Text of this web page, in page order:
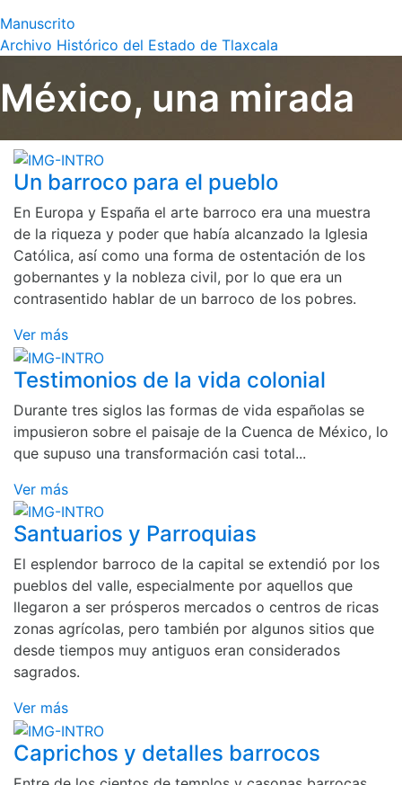
Manuscrito
Archivo Histórico del Estado de Tlaxcala
México, una mirada
Un barroco para el pueblo
En Europa y España el arte barroco era una muestra
de la riqueza y poder que había alcanzado la Iglesia
Católica, así como una forma de ostentación de los
gobernantes y la nobleza civil, por lo que era un
contrasentido hablar de un barroco de los pobres.
Ver más
Testimonios de la vida colonial
Durante tres siglos las formas de vida españolas se
impusieron sobre el paisaje de la Cuenca de México, lo
que supuso una transformación casi total...
Ver más
Santuarios y Parroquias
El esplendor barroco de la capital se extendió por los
pueblos del valle, especialmente por aquellos que
llegaron a ser prósperos mercados o centros de ricas
zonas agrícolas, pero también por algunos sitios que
desde tiempos muy antiguos eran considerados
sagrados.
Ver más
Caprichos y detalles barrocos